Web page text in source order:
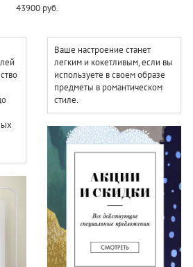
43900 руб.
Ваше настроение станет
легким и кокетливым, если вы
используете в своем образе
предметы в романтическом
стиле.